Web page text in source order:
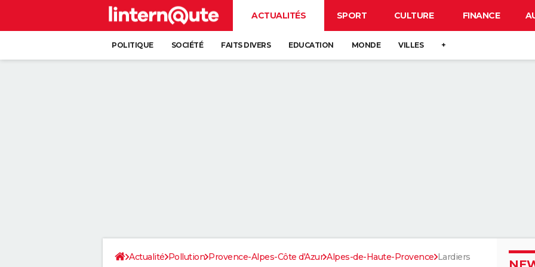
ACTUALITÉS SPORT CULTURE FINANCE
POLITIQUE SOCIÉTÉ FAITS DIVERS EDUCATION MONDE VILLES +
Actualité Pollution Provence-Alpes-Côte d'Azur Alpes-de-Haute-Provence Lardiers